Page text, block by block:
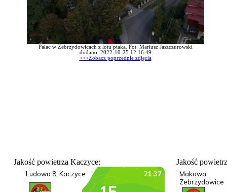
Pałac w Zebrzydowicach z lotu ptaka. Fot: Mariusz Jaszczurowski
dodano: 2022-10-25 12:16:49
>>>Zobacz poprzednie zdjęcia
Jakość powietrza Kaczyce: Jakość